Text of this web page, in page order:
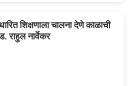
शिक्षणाला चालना देणे काळाची
राहुल नार्वेकर